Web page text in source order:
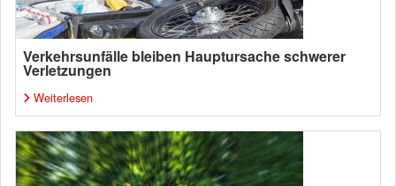
Verkehrsunfälle bleiben Hauptursache schwerer
Verletzungen
Weiterlesen